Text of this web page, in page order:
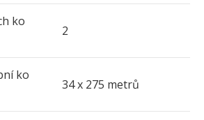
ko
2
ko
34 x 275 metrů